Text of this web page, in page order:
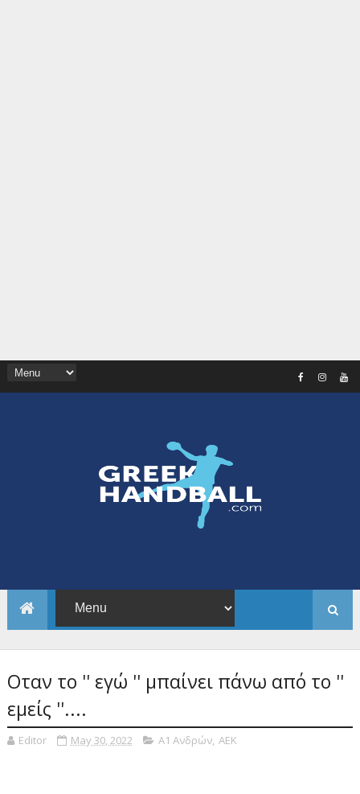
Οταν το '' εγώ '' μπαίνει πάνω από το ''
εμείς ''....
Editor May 30, 2022 Α1 Ανδρών, ΑΕΚ